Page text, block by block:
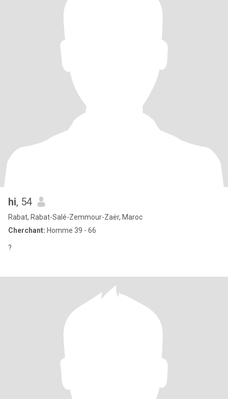
hi, 54
Rabat, Rabat-Salé-Zemmour-Zaër, Maroc
Cherchant: Homme 39 - 66
?